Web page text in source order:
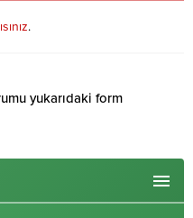
.
yukarıdaki form